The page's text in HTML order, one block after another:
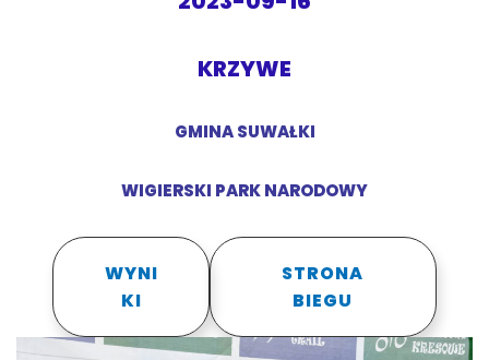
KRZYWE
GMINA SUWAŁKI
WIGIERSKI PARK NARODOWY
WYNI
KI
STRONA
BIEGU